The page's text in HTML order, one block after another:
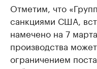
Отметим, что
санкциями США,
намечено на 7
производства
ограничением